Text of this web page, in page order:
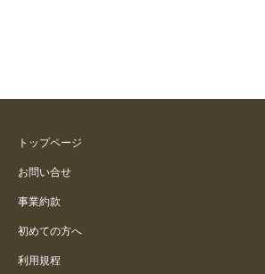
トップページ
お問い合せ
事業約款
初めての方へ
利用規程